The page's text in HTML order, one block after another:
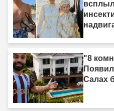
"8
Салах